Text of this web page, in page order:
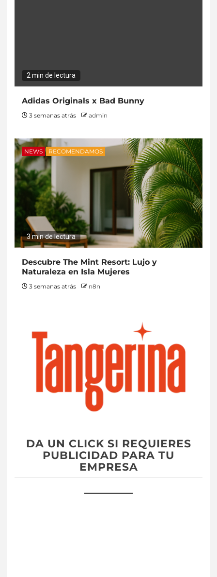
2 min de lectura
Adidas Originals x Bad Bunny
3 semanas atrás admin
NEWS RECOMENDAMOS
3 min de lectura
Descubre The Mint Resort: Lujo y
Naturaleza en Isla Mujeres
3 semanas atrás n8n
DA UN CLICK SI REQUIERES
PUBLICIDAD PARA TU
EMPRESA